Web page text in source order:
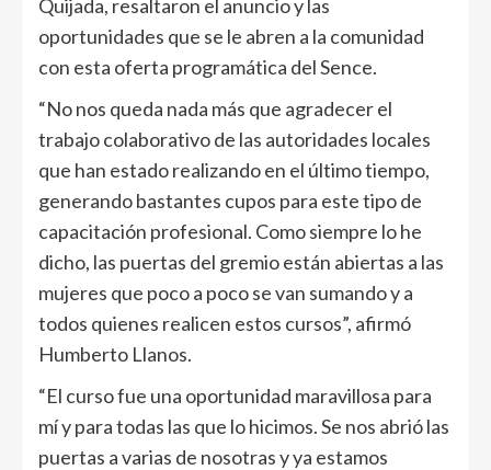
Quijada, resaltaron el anuncio y las
oportunidades que se le abren a la comunidad
con esta oferta programática del Sence.
“No nos queda nada más que agradecer el
trabajo colaborativo de las autoridades locales
que han estado realizando en el último tiempo,
generando bastantes cupos para este tipo de
capacitación profesional. Como siempre lo he
dicho, las puertas del gremio están abiertas a las
mujeres que poco a poco se van sumando y a
todos quienes realicen estos cursos”, afirmó
Humberto Llanos.
“El curso fue una oportunidad maravillosa para
mí y para todas las que lo hicimos. Se nos abrió las
puertas a varias de nosotras y ya estamos